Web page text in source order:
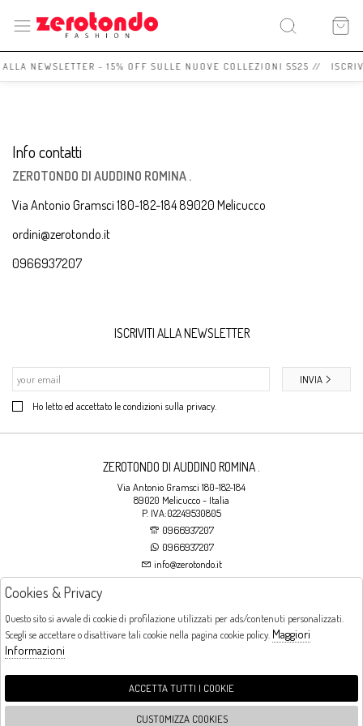
NEWSLETTER - 15% OFF SULLE NUOVE COLLEZIONI SS25 //
Info contatti
ZEROTONDO DI AUDDINO ROMINA .
Via Antonio Gramsci 180-182-184 89020 Melicucco
ordini@zerotondo.it
0966937207
ISCRIVITI ALLA NEWSLETTER
Ho letto ed accettato le condizioni sulla privacy.
INVIA
ZEROTONDO DI AUDDINO ROMINA .
Via Antonio Gramsci 180-182-184
89020 Melicucco - Italia
P. IVA:02249530805
0966937207
0966937207
info@zerotondo.it
Orari di apertura
LUNEDI: CHIUSO LA MATTINA - DALLE 16:00 ALLE 20:00 DAL MARTEDI AL
Cookies & Privacy
Questo sito si avvale di cookie di profilazione utilizzati per ads/contenuti personalizzati.
Scegli se accettare o disattivare tali cookie nella pagina cookie policy. Maggiori
Informazioni
ACCETTA TUTTI I COOKIE
CUSTOMIZZA COOKIES